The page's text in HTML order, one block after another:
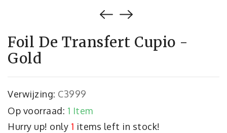
Foil De Transfert Cupio -
Gold
Verwijzing: C3999
Op voorraad: 1 Item
Hurry up! only 1 items left in stock!